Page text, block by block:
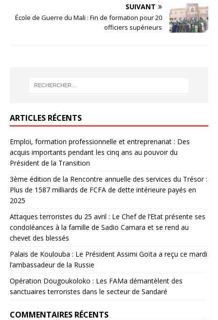
SUIVANT
École de Guerre du Mali : Fin de formation pour 20
officiers supérieurs
ARTICLES RÉCENTS
Emploi, formation professionnelle et entreprenariat : Des
acquis importants pendant les cinq ans au pouvoir du
Président de la Transition
3ème édition de la Rencontre annuelle des services du Trésor :
Plus de 1587 milliards de FCFA de dette intérieure payés en
2025
Attaques terroristes du 25 avril : Le Chef de l’Etat présente ses
condoléances à la famille de Sadio Camara et se rend au
chevet des blessés
Palais de Koulouba : Le Président Assimi Goïta a reçu ce mardi
l’ambassadeur de la Russie
Opération Dougoukoloko : Les FAMa démantèlent des
sanctuaires terroristes dans le secteur de Sandaré
COMMENTAIRES RÉCENTS